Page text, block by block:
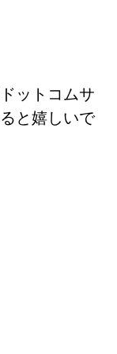
ットコムサ
と嬉しいで